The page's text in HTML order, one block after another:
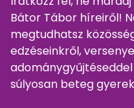
Bátor Tábor híreiről!
megtudhatsz
edzéseinkről,
súlyosan beteg